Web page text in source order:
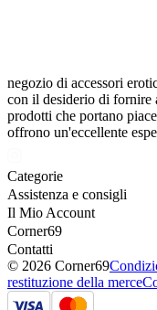
negozio di accessori
con il desiderio di fornire
prodotti che portano
offrono un'eccellente
Categorie
Assistenza e consigli
Il Mio Account
Corner69
Contatti
© 2026 Corner69
restituzione della merce